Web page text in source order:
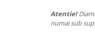
Atentie!
numai sub